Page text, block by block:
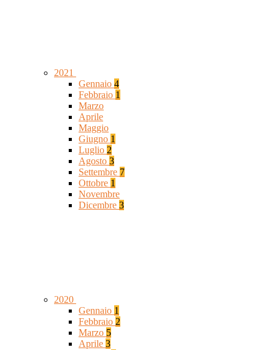
2021
Gennaio 4
Febbraio 1
Marzo
Aprile
Maggio
Giugno 1
Luglio 2
Agosto 3
Settembre 7
Ottobre 1
Novembre
Dicembre 3
2020
Gennaio 1
Febbraio 2
Marzo 5
Aprile 3